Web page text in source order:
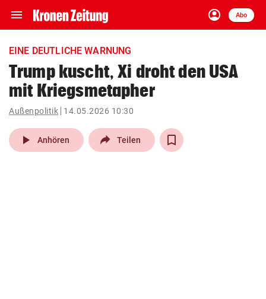
menu Navigation
ein-/ausklappen
account_circle
Anmelden
Abo
close Schließen
account_circle Anmelden
pin_drop
Wien arrow_right
EINE DEUTLICHE WARNUNG
Trump kuscht, Xi droht den USA
mit Kriegsmetapher
Außenpolitik 14.05.2026 10:30
play_arrow Anhören Teilen